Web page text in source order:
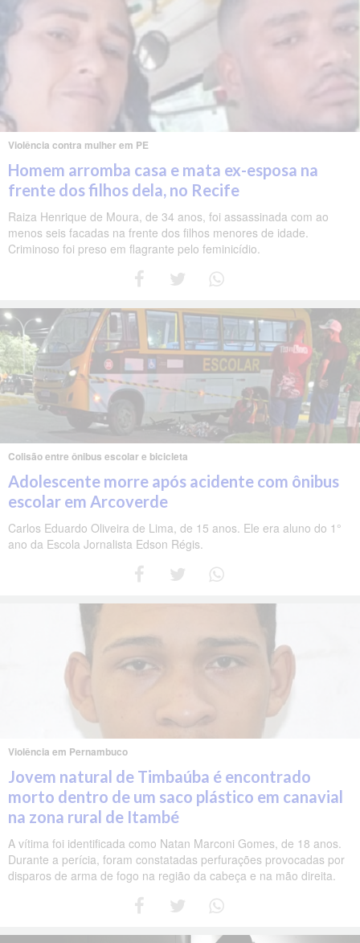
Violência contra mulher em PE
Homem arromba casa e mata ex-esposa na
frente dos filhos dela, no Recife
Raiza Henrique de Moura, de 34 anos, foi assassinada com ao
menos seis facadas na frente dos filhos menores de idade.
Criminoso foi preso em flagrante pelo feminicídio.
Colisão entre ônibus escolar e bicicleta
Adolescente morre após acidente com ônibus
escolar em Arcoverde
Carlos Eduardo Oliveira de Lima, de 15 anos. Ele era aluno do 1°
ano da Escola Jornalista Edson Régis.
Violência em Pernambuco
Jovem natural de Timbaúba é encontrado
morto dentro de um saco plástico em canavial
na zona rural de Itambé
A vítima foi identificada como Natan Marconi Gomes, de 18 anos.
Durante a perícia, foram constatadas perfurações provocadas por
disparos de arma de fogo na região da cabeça e na mão direita.